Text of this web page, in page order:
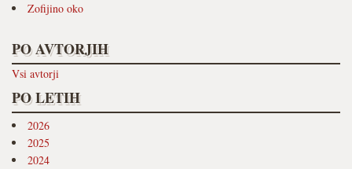
Zofijino oko
PO AVTORJIH
Vsi avtorji
PO LETIH
2026
2025
2024